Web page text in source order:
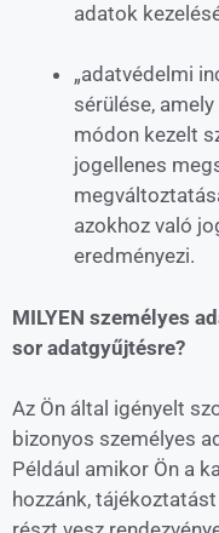
adatok
„adatvédelmi
sérülése,
módon kezelt
jogellenes
azokhoz való
eredményezi.
MILYEN személyes
sor adatgyűjtésre?
Az Ön által igényelt
bizonyos személyes
Például amikor Ön a
hozzánk,